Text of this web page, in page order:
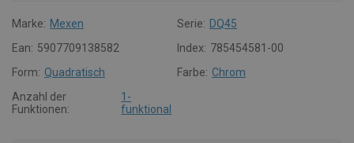
Marke: Mexen Serie: DQ45
Ean: 5907709138582 Index: 785454581-00
Form: Quadratisch Farbe: Chrom
Anzahl der
Funktionen:
1-
funktional